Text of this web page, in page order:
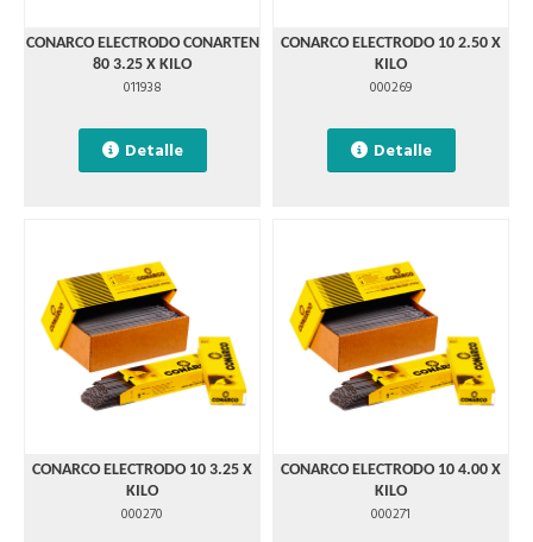
CONARCO ELECTRODO CONARTEN
80 3.25 X KILO
011938
Detalle
CONARCO ELECTRODO 10 2.50 X
KILO
000269
Detalle
CONARCO ELECTRODO 10 3.25 X
KILO
000270
CONARCO ELECTRODO 10 4.00 X
KILO
000271